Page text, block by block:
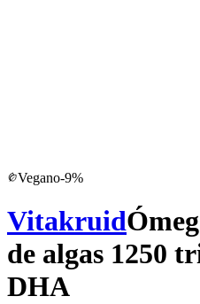
Vegano-9%
Vitakruid
de algas 1250
DHA